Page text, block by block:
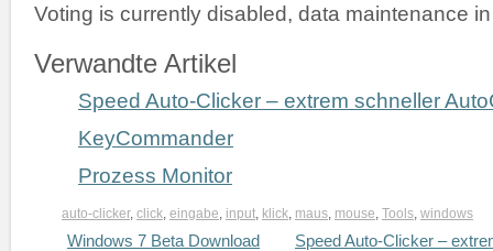
Voting is currently disabled, data maintenance
Verwandte Artikel
Speed Auto-Clicker – extrem schneller
KeyCommander
Prozess Monitor
auto-clicker, click eingabe input klick maus mouse Tools windows
Windows 7 Beta Download Speed Auto-Clicker –